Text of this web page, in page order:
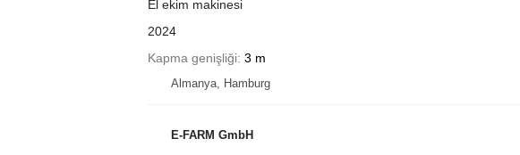
El ekim makinesi
2024
Kapma genişliği 3 m
Almanya, Hamburg
E-FARM GmbH